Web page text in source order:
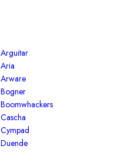
Arguitar
Aria
Arware
Bogner
Boomwhackers
Cascha
Cympad
Duende